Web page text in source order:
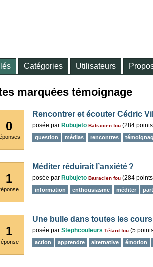
Catégories Utilisateurs
marquées témoignage
0
Rencontrer et écouter Cédric
posée par Rubujeto Batracien fou (284
question médias rencontres
1
Méditer réduirait l’anxiété ?
posée par Rubujeto Batracien fou (284
information enthousiasme méditer
1
Une bulle dans toutes les
posée par Stephcouleurs Tétard fou (5
action apprendre alternative émotion